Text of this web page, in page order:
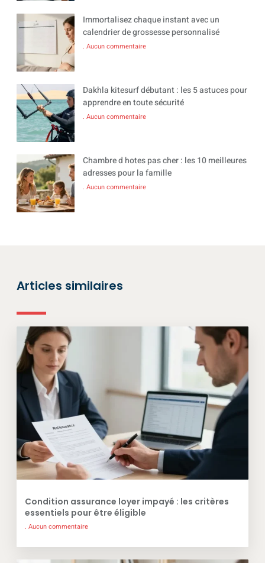
Immortalisez chaque instant avec un
calendrier de grossesse personnalisé
Aucun commentaire
Dakhla kitesurf débutant : les 5 astuces pour
apprendre en toute sécurité
Aucun commentaire
Chambre d hotes pas cher : les 10 meilleures
adresses pour la famille
Aucun commentaire
Articles similaires
Condition assurance loyer impayé : les critères
essentiels pour être éligible
Aucun commentaire